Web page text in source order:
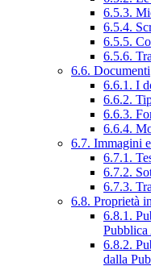
6.5.3.
6.5.4.
6.5.5.
6.5.6.
6.6. Documenti
6.6.1. I
6.6.2.
6.6.3.
6.6.4.
6.7. Immagini
6.7.1.
6.7.2.
6.7.3.
6.8. Proprietà
6.8.1.
6.8.2.
dalla